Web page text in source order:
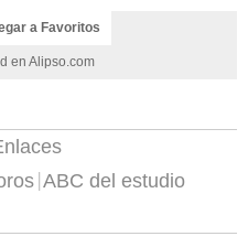
a Favoritos
en Alipso.com
ABC del estudio